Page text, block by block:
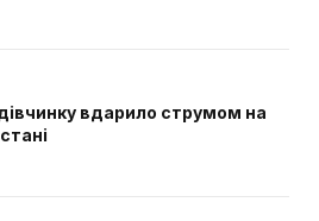
вдарило струмом на